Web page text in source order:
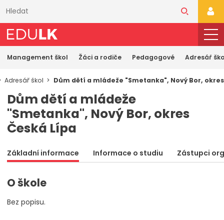
obsahu
Management škol Žáci a rodiče Pedagogové Adresář
Adresář škol Dům dětí a mládeže "Smetanka", Nový Bor,
Dům dětí a mládeže
"Smetanka", Nový Bor, okres
Česká Lípa
Základní informace Informace o studiu Zástupci
O škole
Bez popisu.